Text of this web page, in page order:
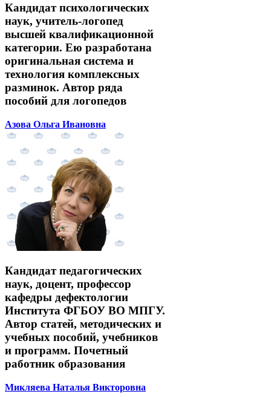
Кандидат психологических
наук, учитель-логопед
высшей квалификационной
категории. Ею разработана
оригинальная система и
технология комплексных
разминок. Автор ряда
пособий для логопедов
Азова Ольга Ивановна
Кандидат педагогических
наук, доцент, профессор
кафедры дефектологии
Института ФГБОУ ВО МПГУ.
Автор статей, методических и
учебных пособий, учебников
и программ. Почетный
работник образования
Микляева Наталья Викторовна